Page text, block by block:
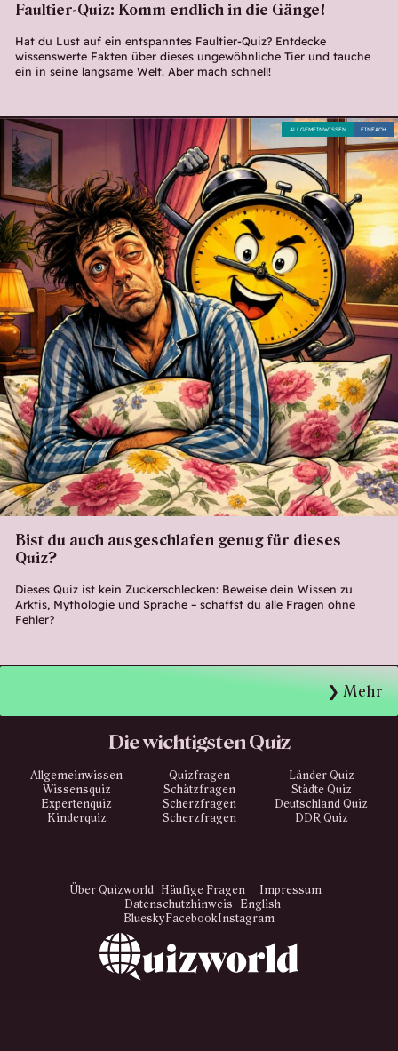
Faultier-Quiz: Komm endlich in die Gänge!
Hat du Lust auf ein entspanntes Faultier-Quiz? Entdecke
wissenswerte Fakten über dieses ungewöhnliche Tier und tauche
ein in seine langsame Welt. Aber mach schnell!
Bist du auch ausgeschlafen genug für dieses
Quiz?
Dieses Quiz ist kein Zuckerschlecken: Beweise dein Wissen zu
Arktis, Mythologie und Sprache – schaffst du alle Fragen ohne
Fehler?
EINFACH
ALLGEMEINWISSEN
Mehr
Die wichtigsten Quiz
Allgemeinwissen Quizfragen
Länder Quiz
Wissensquiz
Schätzfragen
Städte Quiz
Expertenquiz
Scherzfragen
Deutschland Quiz
Kinderquiz
Scherzfragen DDR Quiz
Über Quizworld Häufige Fragen
Impressum
Datenschutzhinweis
English
BlueskyFacebookInstagram